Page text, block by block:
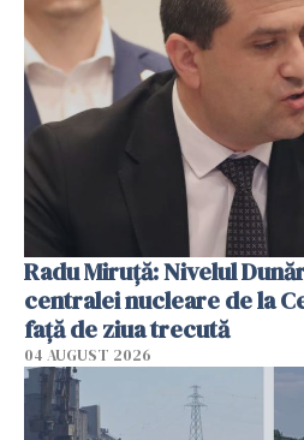
Radu Miruţă: Nivelul
centralei nucleare de la
faţă de ziua trecută
04 AUGUST 2026